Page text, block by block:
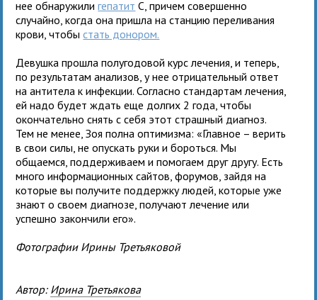
нее обнаружилигепатит С, причем совершенно
случайно, когда она пришла на станцию переливания
крови, чтобыстать донором.
Девушка прошла полугодовой курс лечения, и теперь,
по результатам анализов, у нее отрицательный ответ
на антитела к инфекции. Согласно стандартам лечения,
ей надо будет ждать еще долгих 2 года, чтобы
окончательно снять с себя этот страшный диагноз.
Тем не менее, Зоя полна оптимизма: «Главное – верить
в свои силы, не опускать руки и бороться. Мы
общаемся, поддерживаем и помогаем друг другу. Есть
много информационных сайтов, форумов, зайдя на
которые вы получите поддержку людей, которые уже
знают о своем диагнозе, получают лечение или
успешно закончили его».
Фотографии Ирины Третьяковой
Автор: Ирина Третьякова